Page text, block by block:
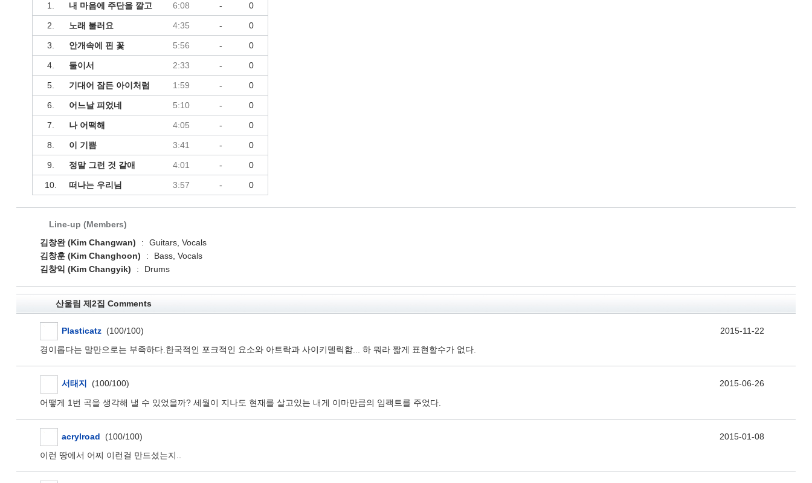
1. 내 마음에 주단을 깔고 6:08 - 0
2. 노래 불러요 4:35 - 0
3. 안개속에 핀 꽃 5:56 - 0
4. 둘이서 2:33 - 0
5. 기대어 잠든 아이처럼 1:59 - 0
6. 어느날 피었네 5:10 - 0
7. 나 어떡해 4:05 - 0
8. 이 기쁨 3:41 - 0
9. 정말 그런 것 같애 4:01 - 0
10. 떠나는 우리님 3:57 - 0
Line-up (Members)
김창완 (Kim Changwan)
:
Guitars, Vocals
김창훈 (Kim Changhoon)
:
Bass, Vocals
김창익 (Kim Changyik)
: Drums
산울림 제2집 Comments
Plasticatz(100/100)
2015-11-22
경이롭다는 말만으로는 부족하다.한국적인 포크적인 요소와 아트락과 사이키델릭함... 하 뭐라 짧게 표현할수가 없다.
서태지 (100/100)
2015-06-26
어떻게 1번 곡을 생각해 낼 수 있었을까? 세월이 지나도 현재를 살고있는 내게 이마만큼의 임팩트를 주었다.
acrylroad (100/100)
2015-01-08
이런 땅에서 어찌 이런걸 만드셨는지..